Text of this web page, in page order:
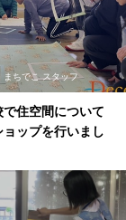
まちでこ スタッフ
住空間について
ップを行いまし